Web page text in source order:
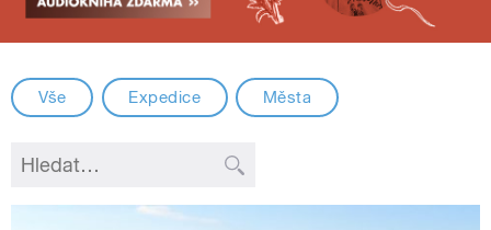
Vše Expedice Města